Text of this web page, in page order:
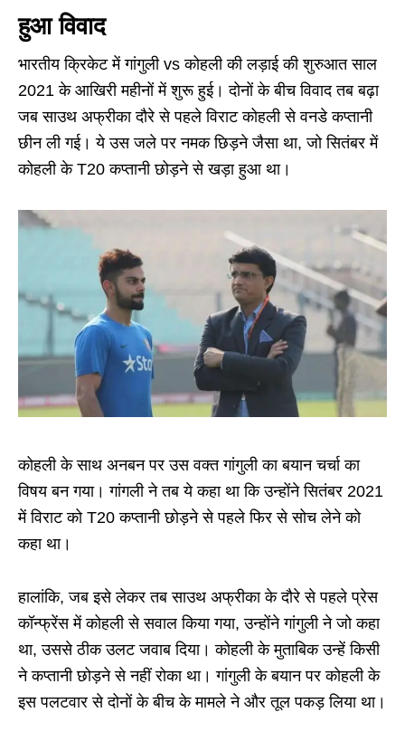
हुआ विवाद
भारतीय क्रिकेट में गांगुली vs कोहली की लड़ाई की शुरुआत साल
2021 के आखिरी महीनों में शुरू हुई। दोनों के बीच विवाद तब बढ़ा
जब साउथ अफ्रीका दौरे से पहले विराट कोहली से वनडे कप्तानी
छीन ली गई। ये उस जले पर नमक छिड़ने जैसा था, जो सितंबर में
कोहली के T20 कप्तानी छोड़ने से खड़ा हुआ था।
कोहली के साथ अनबन पर उस वक्त गांगुली का बयान चर्चा का
विषय बन गया। गांगली ने तब ये कहा था कि उन्होंने सितंबर 2021
में विराट को T20 कप्तानी छोड़ने से पहले फिर से सोच लेने को
कहा था।
हालांकि, जब इसे लेकर तब साउथ अफ्रीका के दौरे से पहले प्रेस
कॉन्फ्रेंस में कोहली से सवाल किया गया, उन्होंने गांगुली ने जो कहा
था, उससे ठीक उलट जवाब दिया। कोहली के मुताबिक उन्हें किसी
ने कप्तानी छोड़ने से नहीं रोका था। गांगुली के बयान पर कोहली के
इस पलटवार से दोनों के बीच के मामले ने और तूल पकड़ लिया था।